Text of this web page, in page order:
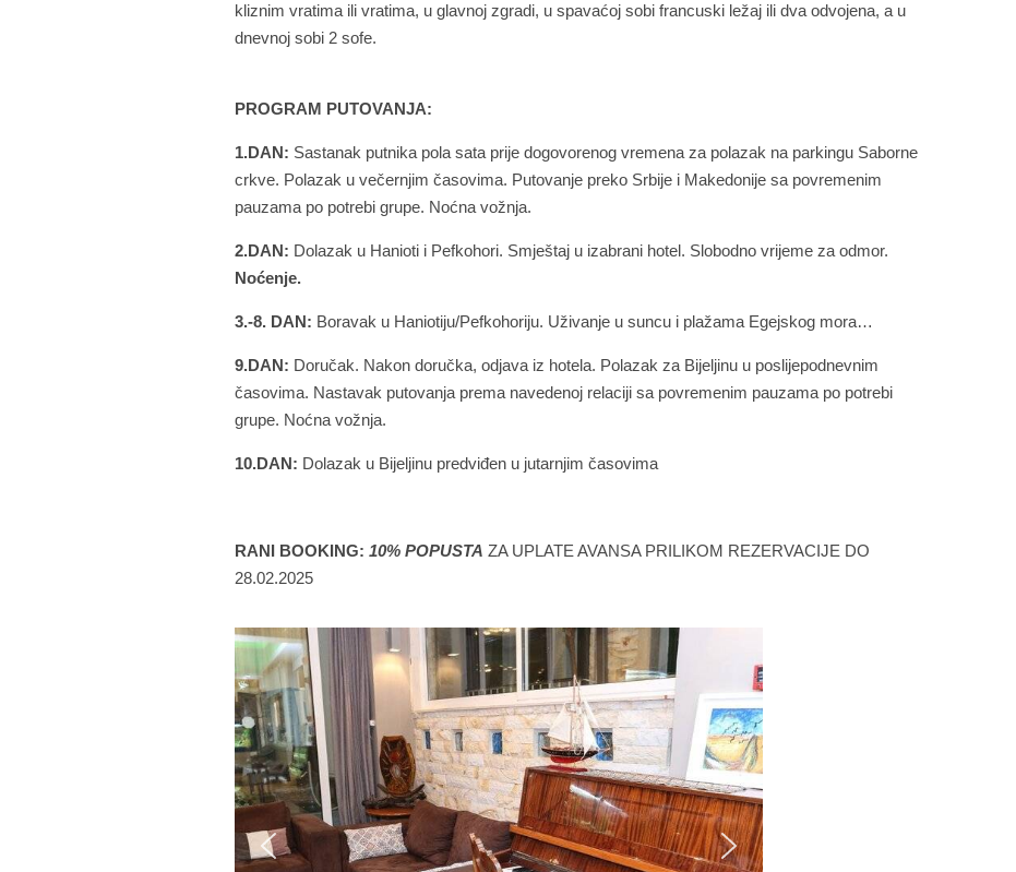
kliznim vratima ili vratima, u glavnoj zgradi, u spavaćoj sobi francuski ležaj ili dva odvojena, a u
dnevnoj sobi 2 sofe.
PROGRAM PUTOVANJA:
1.DAN: Sastanak putnika pola sata prije dogovorenog vremena za polazak na parkingu Saborne
crkve. Polazak u večernjim časovima. Putovanje preko Srbije i Makedonije sa povremenim
pauzama po potrebi grupe. Noćna vožnja.
2.DAN: Dolazak u Hanioti i Pefkohori. Smještaj u izabrani hotel. Slobodno vrijeme za odmor.
Noćenje.
3.-8. DAN : Boravak u Haniotiju/Pefkohoriju. Uživanje u suncu i plažama Egejskog mora…
9.DAN: Doručak. Nakon doručka, odjava iz hotela. Polazak za Bijeljinu u poslijepodnevnim
časovima. Nastavak putovanja prema navedenoj relaciji sa povremenim pauzama po potrebi
grupe. Noćna vožnja.
10.DAN: Dolazak u Bijeljinu predviđen u jutarnjim časovima
RANI BOOKING:10% POPUSTA ZA UPLATE AVANSA PRILIKOM REZERVACIJE DO
28.02.2025